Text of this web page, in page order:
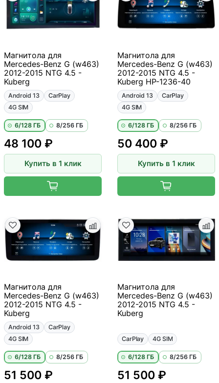
Магнитола для
Mercedes-Benz G (w463)
2012-2015 NTG 4.5 -
Kuberg
Android 13
CarPlay
4G SIM
6/128 ГБ 8/256 ГБ
48 100 ₽
Купить в 1 клик
Магнитола для
Mercedes-Benz G (w463)
2012-2015 NTG 4.5 -
Kuberg HP-1236-40
Android 13
CarPlay
4G SIM
6/128 ГБ 8/256 ГБ
50 400 ₽
Купить в 1 клик
Магнитола для
Mercedes-Benz G (w463)
2012-2015 NTG 4.5 -
Kuberg
Android 13
CarPlay
4G SIM
6/128 ГБ 8/256 ГБ
51 500 ₽
Магнитола для
Mercedes-Benz G (w463)
2012-2015 NTG 4.5 -
Kuberg
CarPlay 4G SIM
6/128 ГБ 8/256 ГБ
51 500 ₽